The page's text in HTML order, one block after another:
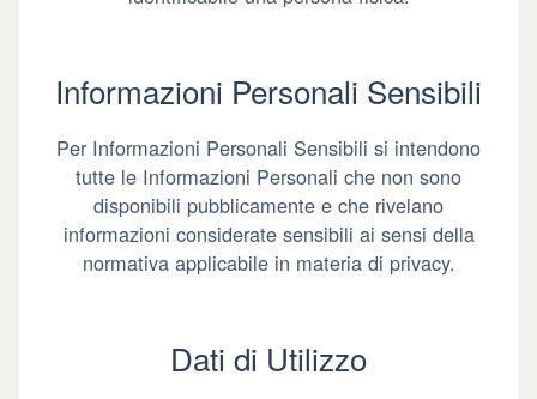
Informazioni Personali Sensibili
Per Informazioni Personali Sensibili si intendono
tutte le Informazioni Personali che non sono
disponibili pubblicamente e che rivelano
informazioni considerate sensibili ai sensi della
normativa applicabile in materia di privacy.
Dati di Utilizzo